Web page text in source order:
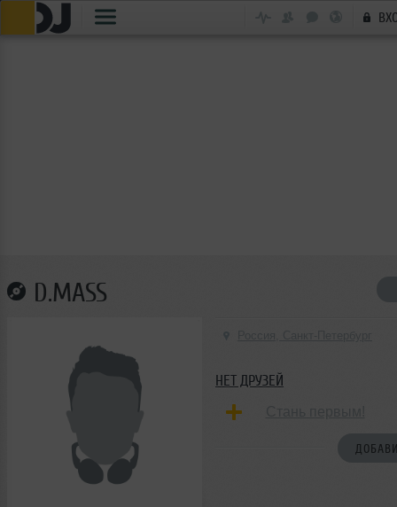
D.MASS
НЕТ ДРУЗЕЙ